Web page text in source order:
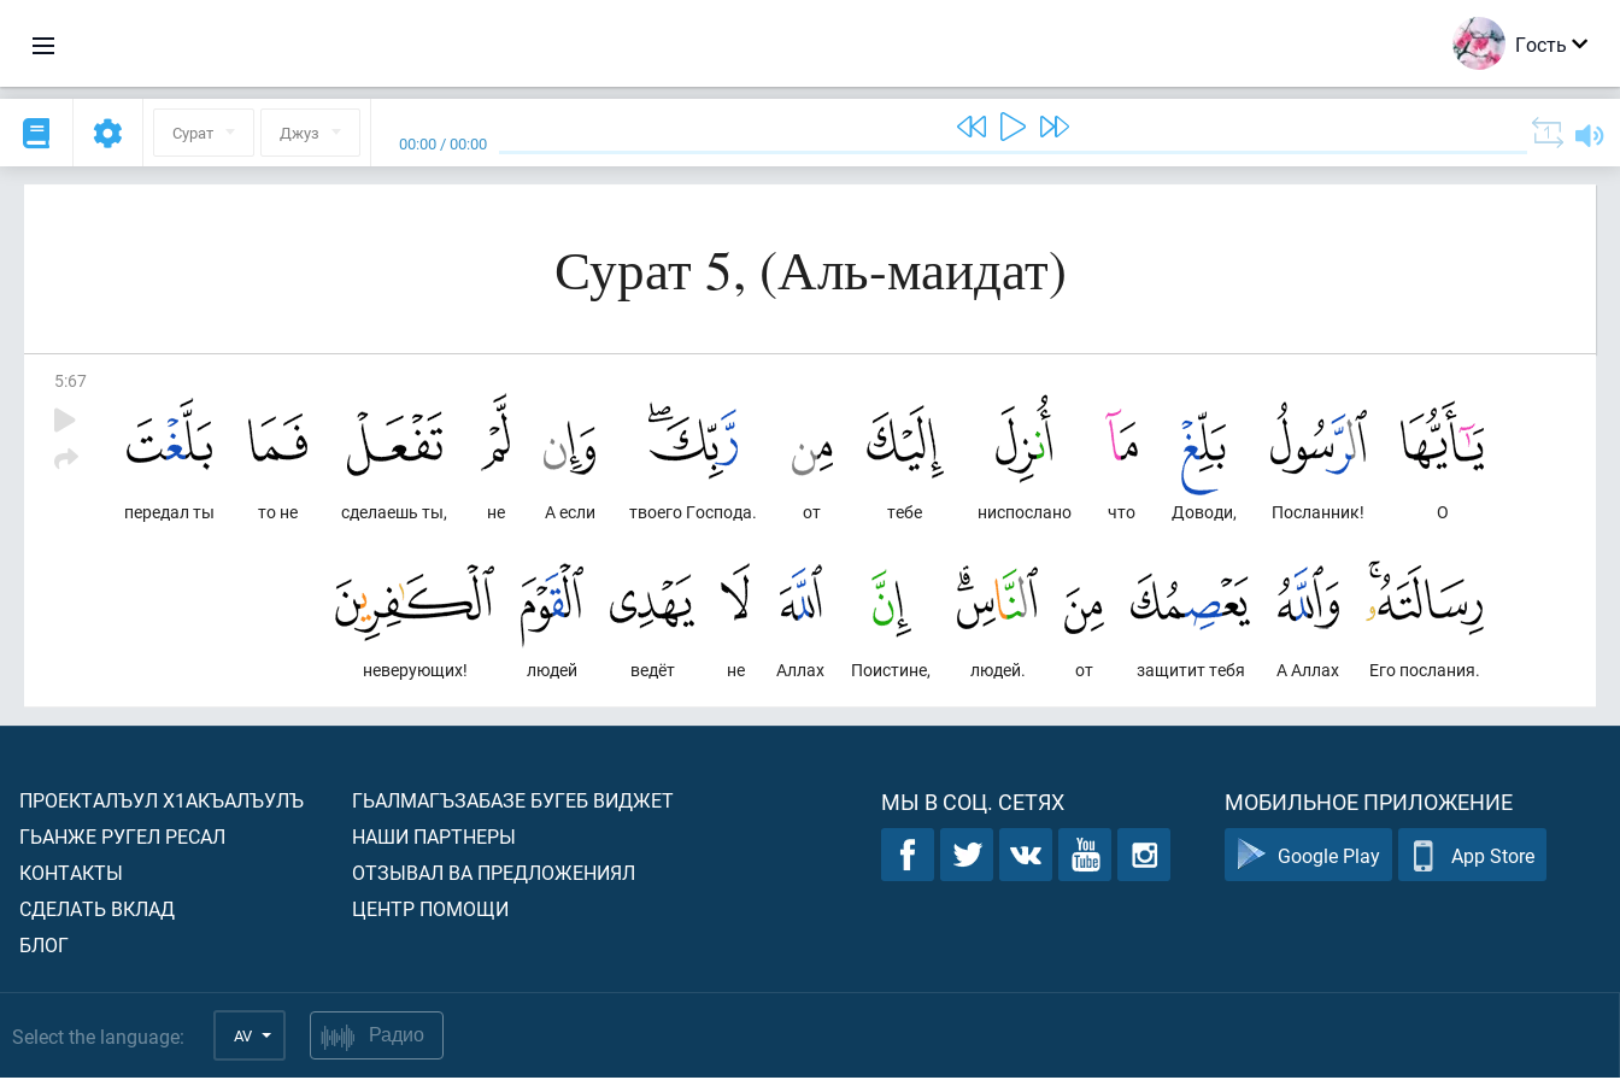
Гость
Сурат Джуз 00:00 /00:00
Сурат 5, (Аль-маидат)
5:67
О
Посланник!
Доводи,
что
ниспослано
тебе
от
твоего Господа.
А если
не
сделаешь ты,
то не
передал ты
Его послания.
А Аллах
защитит тебя
от
людей.
Поистине,
Аллах
не
ведёт
людей
неверующих!
ПРОЕКТАЛЪУЛ Х1АКЪАЛЪУЛЪ
ГЬАНЖЕ РУГЕЛ РЕСАЛ
КОНТАКТЫ
СДЕЛАТЬ ВКЛАД
БЛОГ
ГЬАЛМАГЪЗАБАЗЕ БУГЕБ ВИДЖЕТ
НАШИ ПАРТНЕРЫ
ОТЗЫВАЛ ВА ПРЕДЛОЖЕНИЯЛ
ЦЕНТР ПОМОЩИ
МЫ В СОЦ. СЕТЯХ МОБИЛЬНОЕ ПРИЛОЖЕНИЕ
Google Play App Store
Select the language: AV Радио